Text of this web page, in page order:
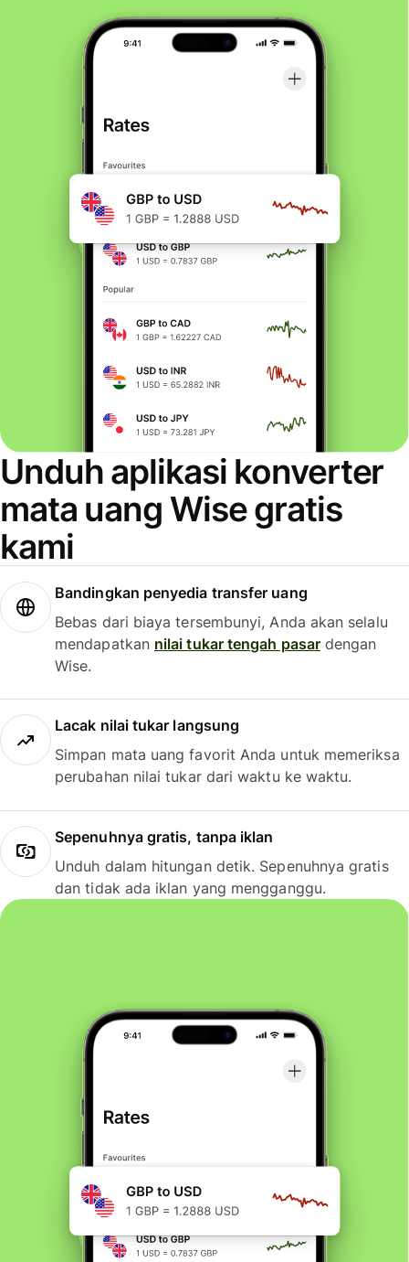
Unduh aplikasi konverter
mata uang Wise gratis
kami
Bandingkan penyedia transfer uang
Bebas dari biaya tersembunyi, Anda akan selalu
mendapatkan nilai tukar tengah pasardengan
Wise.
Lacak nilai tukar langsung
Simpan mata uang favorit Anda untuk memeriksa
perubahan nilai tukar dari waktu ke waktu.
Sepenuhnya gratis, tanpa iklan
Unduh dalam hitungan detik. Sepenuhnya gratis
dan tidak ada iklan yang mengganggu.